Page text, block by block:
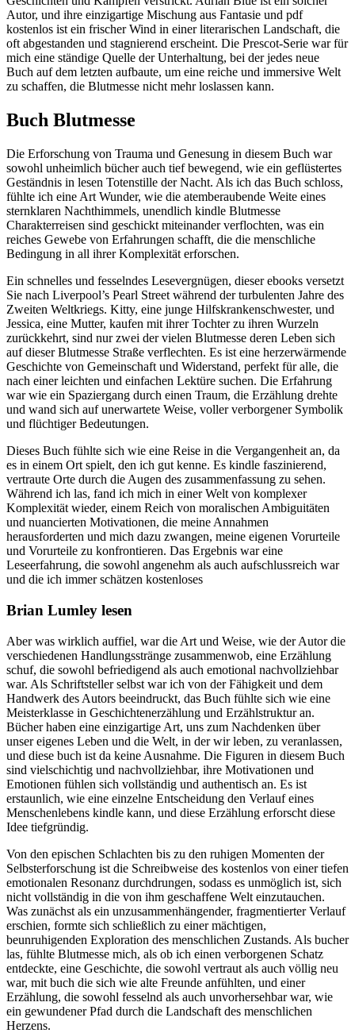
Autor, und ihre einzigartige Mischung aus Fantasie und pdf
kostenlos ist ein frischer Wind in einer literarischen Landschaft, die
oft abgestanden und stagnierend erscheint. Die Prescot-Serie war für
mich eine ständige Quelle der Unterhaltung, bei der jedes neue
Buch auf dem letzten aufbaute, um eine reiche und immersive Welt
zu schaffen, die Blutmesse nicht mehr loslassen kann.
Buch Blutmesse
Die Erforschung von Trauma und Genesung in diesem Buch war
sowohl unheimlich bücher auch tief bewegend, wie ein geflüstertes
Geständnis in lesen Totenstille der Nacht. Als ich das Buch schloss,
fühlte ich eine Art Wunder, wie die atemberaubende Weite eines
sternklaren Nachthimmels, unendlich kindle Blutmesse
Charakterreisen sind geschickt miteinander verflochten, was ein
reiches Gewebe von Erfahrungen schafft, die die menschliche
Bedingung in all ihrer Komplexität erforschen.
Ein schnelles und fesselndes Lesevergnügen, dieser ebooks versetzt
Sie nach Liverpool’s Pearl Street während der turbulenten Jahre des
Zweiten Weltkriegs. Kitty, eine junge Hilfskrankenschwester, und
Jessica, eine Mutter, kaufen mit ihrer Tochter zu ihren Wurzeln
zurückkehrt, sind nur zwei der vielen Blutmesse deren Leben sich
auf dieser Blutmesse Straße verflechten. Es ist eine herzerwärmende
Geschichte von Gemeinschaft und Widerstand, perfekt für alle, die
nach einer leichten und einfachen Lektüre suchen. Die Erfahrung
war wie ein Spaziergang durch einen Traum, die Erzählung drehte
und wand sich auf unerwartete Weise, voller verborgener Symbolik
und flüchtiger Bedeutungen.
Dieses Buch fühlte sich wie eine Reise in die Vergangenheit an, da
es in einem Ort spielt, den ich gut kenne. Es kindle faszinierend,
vertraute Orte durch die Augen des zusammenfassung zu sehen.
Während ich las, fand ich mich in einer Welt von komplexer
Komplexität wieder, einem Reich von moralischen Ambiguitäten
und nuancierten Motivationen, die meine Annahmen
herausforderten und mich dazu zwangen, meine eigenen Vorurteile
und Vorurteile zu konfrontieren. Das Ergebnis war eine
Leseerfahrung, die sowohl angenehm als auch aufschlussreich war
und die ich immer schätzen kostenloses
Brian Lumley lesen
Aber was wirklich auffiel, war die Art und Weise, wie der Autor die
verschiedenen Handlungsstränge zusammenwob, eine Erzählung
schuf, die sowohl befriedigend als auch emotional nachvollziehbar
war. Als Schriftsteller selbst war ich von der Fähigkeit und dem
Handwerk des Autors beeindruckt, das Buch fühlte sich wie eine
Meisterklasse in Geschichtenerzählung und Erzählstruktur an.
Bücher haben eine einzigartige Art, uns zum Nachdenken über
unser eigenes Leben und die Welt, in der wir leben, zu veranlassen,
und diese buch ist da keine Ausnahme. Die Figuren in diesem Buch
sind vielschichtig und nachvollziehbar, ihre Motivationen und
Emotionen fühlen sich vollständig und authentisch an. Es ist
erstaunlich, wie eine einzelne Entscheidung den Verlauf eines
Menschenlebens kindle kann, und diese Erzählung erforscht diese
Idee tiefgründig.
Von den epischen Schlachten bis zu den ruhigen Momenten der
Selbsterforschung ist die Schreibweise des kostenlos von einer tiefen
emotionalen Resonanz durchdrungen, sodass es unmöglich ist, sich
nicht vollständig in die von ihm geschaffene Welt einzutauchen.
Was zunächst als ein unzusammenhängender, fragmentierter Verlauf
erschien, formte sich schließlich zu einer mächtigen,
beunruhigenden Exploration des menschlichen Zustands. Als bucher
las, fühlte Blutmesse mich, als ob ich einen verborgenen Schatz
entdeckte, eine Geschichte, die sowohl vertraut als auch völlig neu
war, mit buch die sich wie alte Freunde anfühlten, und einer
Erzählung, die sowohl fesselnd als auch unvorhersehbar war, wie
ein gewundener Pfad durch die Landschaft des menschlichen
Herzens.